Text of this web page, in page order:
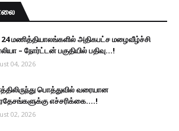
மணித்தியாலங்களில் அதிகபட்ச மழைவீழ்ச்சி
– நோர்ட்டன் பகுதியில் பதிவு...!
04, 2026
பொத்துவில் வரையான
எச்சரிக்கை....!
02, 2026